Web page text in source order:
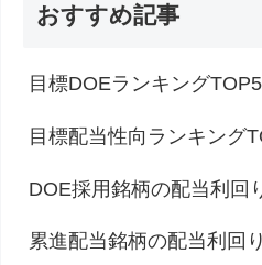
おすすめ記事
目標DOEランキング
目標配当性向ランキング
DOE採用銘柄の配当利回
累進配当銘柄の配当利回